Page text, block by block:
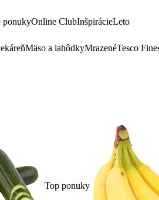
ponukyOnline ClubInšpirácieLeto
Mäso a lahôdkyMrazenéTesco
Top ponuky